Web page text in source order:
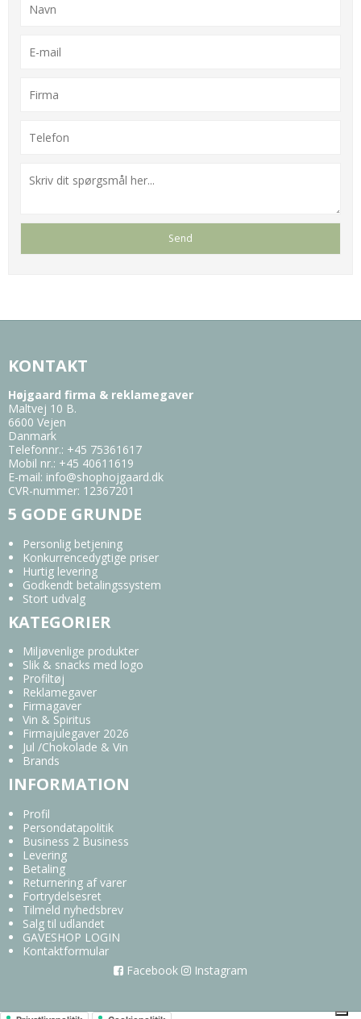
KONTAKT
Højgaard firma & reklamegaver
Maltvej 10 B.
6600 Vejen
Danmark
Telefonnr.: +45 75361617
Mobil nr.: +45 40611619
E-mail: info@shophojgaard.dk
CVR-nummer: 12367201
5 GODE GRUNDE
Personlig betjening
Konkurrencedygtige priser
Hurtig levering
Godkendt betalingssystem
Stort udvalg
KATEGORIER
Miljøvenlige produkter
Slik & snacks med logo
Profiltøj
Reklamegaver
Firmagaver
Vin & Spiritus
Firmajulegaver 2026
Jul /Chokolade & Vin
Brands
INFORMATION
Profil
Persondatapolitik
Business 2 Business
Levering
Betaling
Returnering af varer
Fortrydelsesret
Tilmeld nyhedsbrev
Salg til udlandet
GAVESHOP LOGIN
Kontaktformular
Facebook
Instagram